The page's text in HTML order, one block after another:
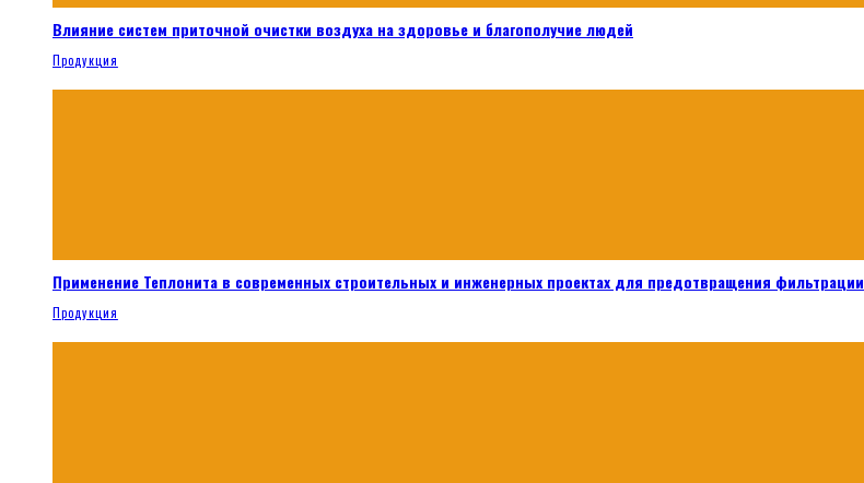
Влияние систем приточной очистки воздуха на здоровье и благополучие людей
Продукция
Применение Теплонита в современных строительных и инженерных проектах для предотвращения фильтрации
Продукция